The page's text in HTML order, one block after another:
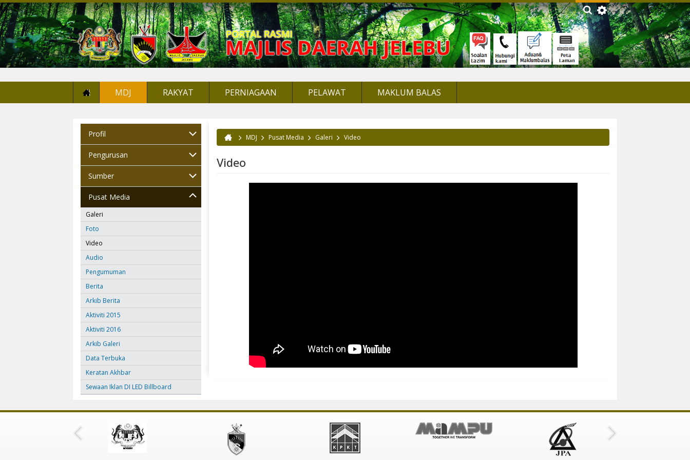
MDJ RAKYAT PERNIAGAAN PELAWAT MAKLUM BALAS
Profil
Pengurusan
Sumber
Pusat Media
Galeri
Foto
Video
Audio
Pengumuman
Berita
Arkib Berita
Aktiviti 2015
Aktiviti 2016
Arkib Galeri
Data Terbuka
Keratan Akhbar
Sewaan Iklan DI LED Billboard
Anda di sini
MDJ Pusat Media Galeri Video
Video